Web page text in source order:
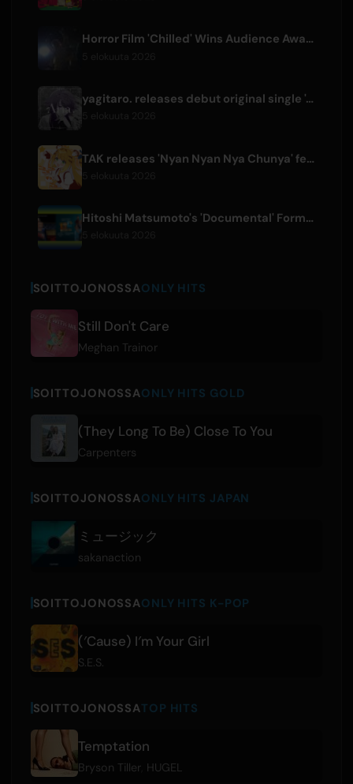
Horror Film 'Chilled' Wins Audience Award at Fantasia Festival
yagitaro. releases debut original single 'Aria.' with Suda Keina
TAK releases 'Nyan Nyan Nya Chunya' featuring Kotoha for Zenless Zone Zero
Hitoshi Matsumoto's 'Documental' Format to Launch US Version
SOITTOJONOSSAONLY HITS
Still Don't Care
Meghan Trainor
SOITTOJONOSSAONLY HITS GOLD
(They Long To Be) Close To You
Carpenters
SOITTOJONOSSAONLY HITS JAPAN
ミュージック
sakanaction
SOITTOJONOSSAONLY HITS K-POP
(′Cause) I′m Your Girl
S.E.S.
SOITTOJONOSSATOP HITS
Temptation
Bryson Tiller, HUGEL